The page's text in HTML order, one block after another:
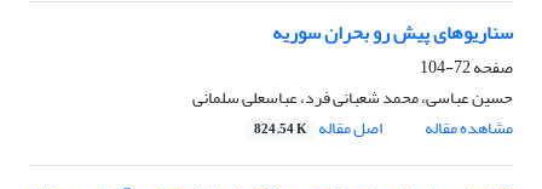
سناریوهای پیش رو بحران سوریه
صفحه72-104
حسین عباسی، محمد شعبانی فرد، عباسعلی سلمانی
مشاهده مقاله
اصل مقاله 824.54 K